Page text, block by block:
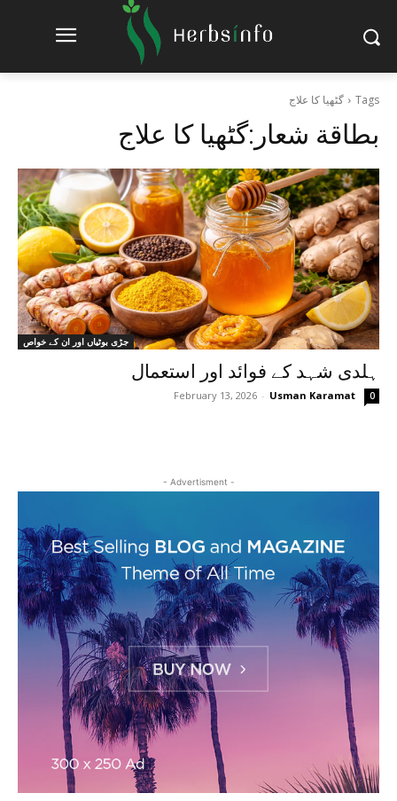
Tags گٹھیا کا علاج
بطاقة شعار:گٹھیا کا علاج
جڑی بوٹیاں اور ان کے خواص
ہلدی شہد کے فوائد اور استعمال
Usman Karamat
-
February 13, 2026 0
- Advertisment -